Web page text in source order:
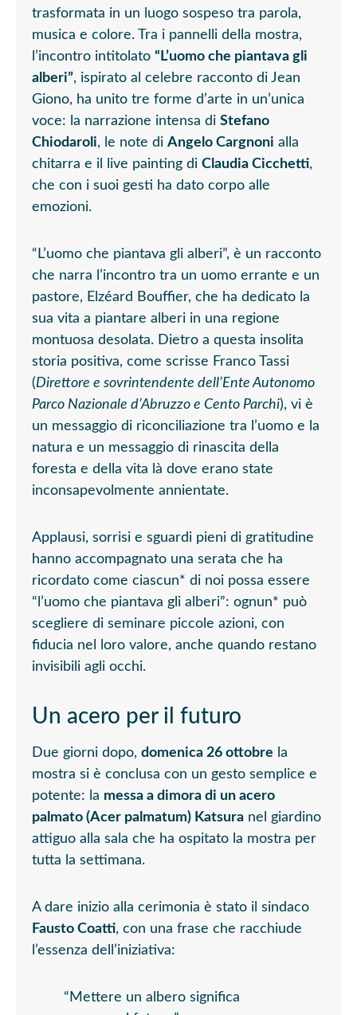
trasformata in un luogo sospeso tra parola,
musica e colore. Tra i pannelli della mostra,
l’incontro intitolato “L’uomo che piantava gli
alberi”, ispirato al celebre racconto di Jean
Giono, ha unito tre forme d’arte in un’unica
voce: la narrazione intensa di Stefano
Chiodaroli, le note di Angelo Cargnoni alla
chitarra e il live painting di Claudia Cicchetti,
che con i suoi gesti ha dato corpo alle
emozioni.
“L’uomo che piantava gli alberi”, è un racconto
che narra l’incontro tra un uomo errante e un
pastore, Elzéard Bouffier, che ha dedicato la
sua vita a piantare alberi in una regione
montuosa desolata. Dietro a questa insolita
storia positiva, come scrisse Franco Tassi
(Direttore e sovrintendente dell’Ente Autonomo
Parco Nazionale d’Abruzzo e Cento Parchi), vi è
un messaggio di riconciliazione tra l’uomo e la
natura e un messaggio di rinascita della
foresta e della vita là dove erano state
inconsapevolmente annientate.
Applausi, sorrisi e sguardi pieni di gratitudine
hanno accompagnato una serata che ha
ricordato come ciascun* di noi possa essere
“l’uomo che piantava gli alberi”: ognun* può
scegliere di seminare piccole azioni, con
fiducia nel loro valore, anche quando restano
invisibili agli occhi.
Un acero per il futuro
Due giorni dopo, domenica 26 ottobre la
mostra si è conclusa con un gesto semplice e
potente: la messa a dimora di un acero
palmato (Acer palmatum) Katsura nel giardino
attiguo alla sala che ha ospitato la mostra per
tutta la settimana.
A dare inizio alla cerimonia è stato il sindaco
Fausto Coatti, con una frase che racchiude
l’essenza dell’iniziativa:
“Mettere un albero significa